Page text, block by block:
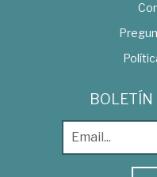
BOLETÍN